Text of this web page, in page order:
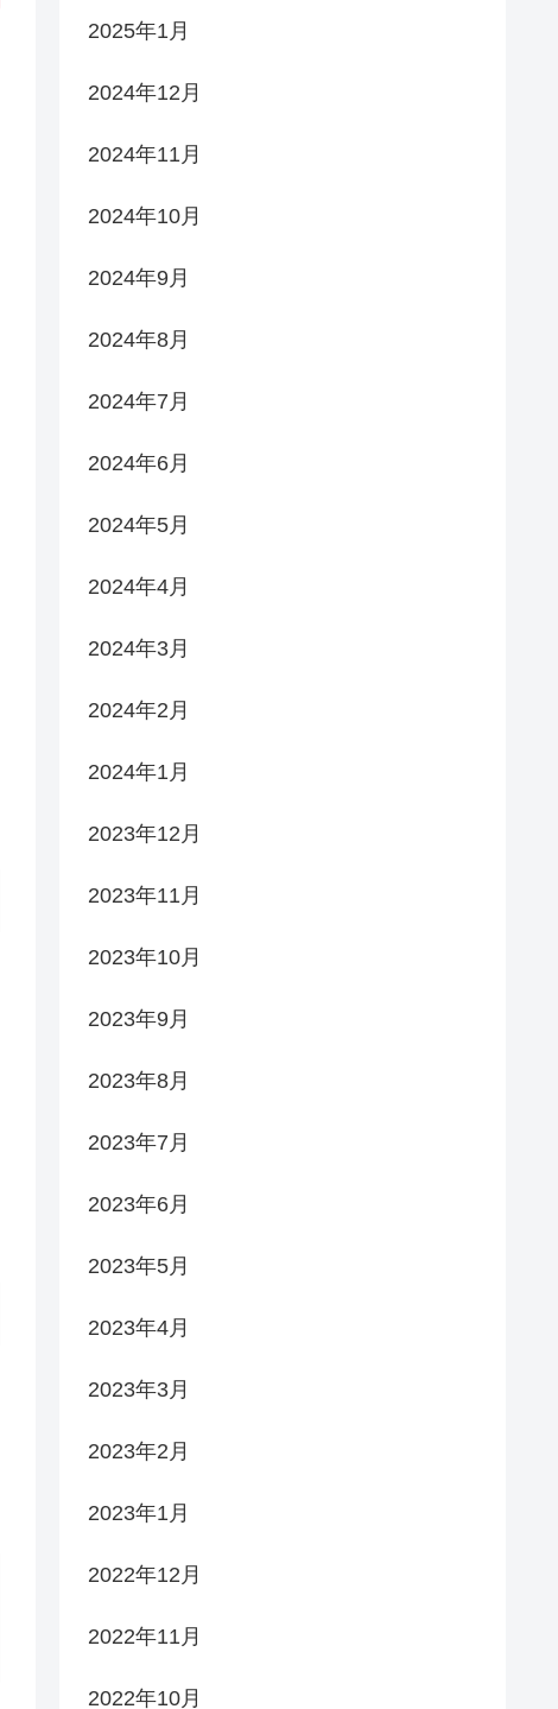
2025年1月
2024年12月
2024年11月
2024年10月
2024年9月
2024年8月
2024年7月
2024年6月
2024年5月
2024年4月
2024年3月
2024年2月
2024年1月
2023年12月
2023年11月
2023年10月
2023年9月
2023年8月
2023年7月
2023年6月
2023年5月
2023年4月
2023年3月
2023年2月
2023年1月
2022年12月
2022年11月
2022年10月